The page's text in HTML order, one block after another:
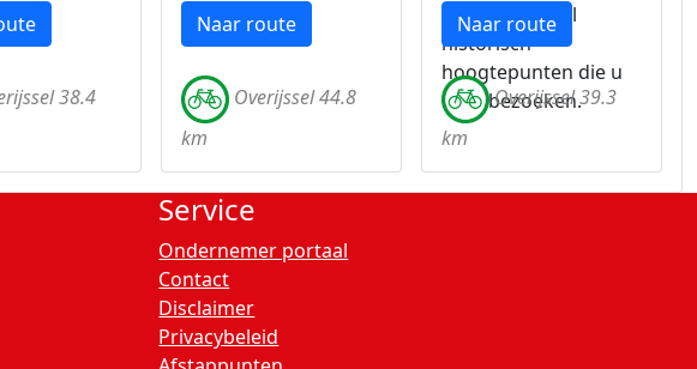
38.4
Naar route
Overijssel 44.8
km
met een aantal
historisch
hoogtepunten die u
kunt bezoeken.
Naar route
Overijssel 39.3
km
Service
Ondernemer portaal
Contact
Disclaimer
Privacybeleid